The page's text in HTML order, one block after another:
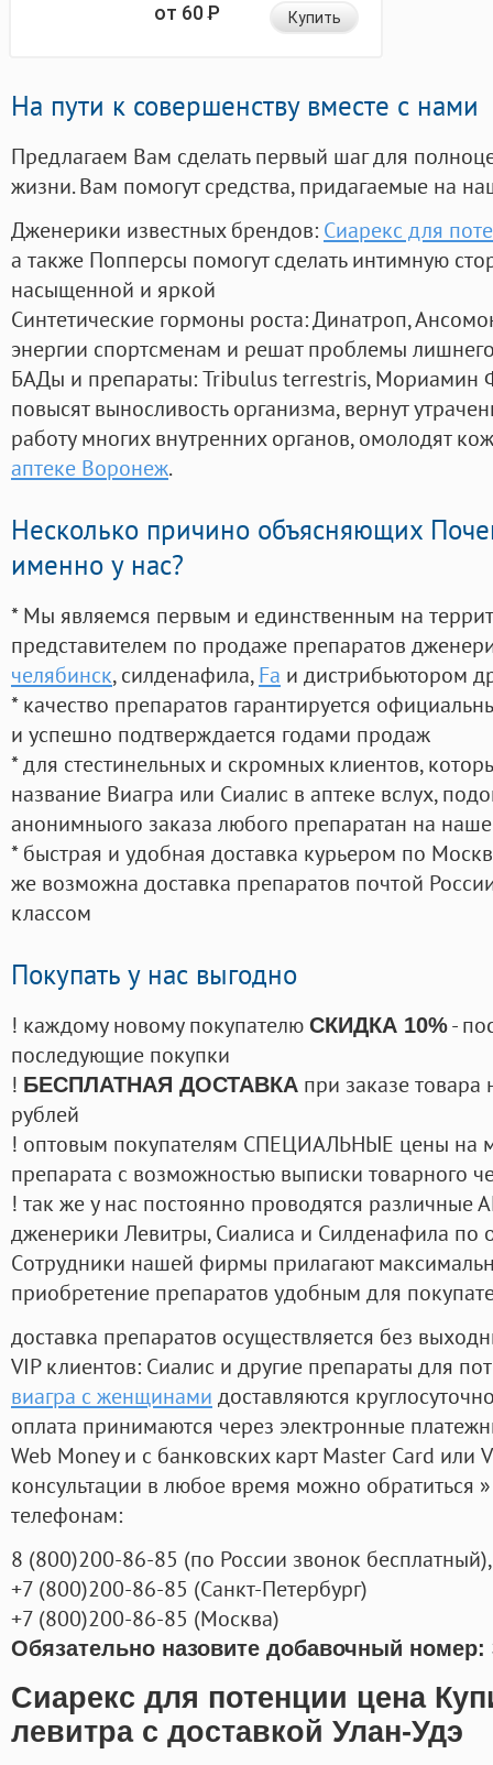
от 60Р Купить
На пути к совершенству вместе с нами
Предлагаем Вам сделать первый шаг для
жизни. Вам помогут средства, придагаемые на
Дженерики известных брендов: Сиарекс для
а также Попперсы помогут сделать интимную
насыщенной и яркой
Синтетические гормоны роста: Динатроп,
энергии спортсменам и решат проблемы
БАДы и препараты:Tribulus terrestris, Мориамин
повысят выносливость организма, вернут
работу многих внутренних органов, омолодят
аптеке Воронеж.
Несколько причино объясняющих
именно у нас?
* Мы являемся первым и единственным на
представителем по продаже препаратов
челябинск, силденафила, Fa и дистрибьютором
* качество препаратов гарантируется
и успешно подтверждается годами продаж
* для стестинельных и скромных клиентов,
название Виагра или Сиалис в аптеке вслух,
анонимныого заказа любого препаратан на
* быстрая и удобная доставка курьером по
же возможна доставка препаратов почтой
классом
Покупать у нас выгодно
! каждому новому покупателю СКИДКА 10%-
последующие покупки
! БЕСПЛАТНАЯ ДОСТАВКА при заказе
рублей
! оптовым покупателям СПЕЦИАЛЬНЫЕ цены на
препарата с возможностью выписки товарного
! так же у нас постоянно проводятся
дженерики Левитры, Сиалиса и Силденафила по
Cотрудники нашей фирмы прилагают
приобретение препаратов удобным для
доставка препаратов осуществляется без
VIP клиентов: Сиалис и другие препараты для
виагра с женщинами доставляются
оплата принимаются через электронные
Web Money и с банковских карт Master Card или
консультации в любое время можно обратиться
телефонам:
8 (800)200-86-85 (по России звонок бесплатный),
+7 (800)200-86-85 (Санкт-Петербург)
+7 (800)200-86-85 (Москва)
Обязательно назовите добавочный номер:
Сиарекс для потенции цена
левитра с доставкой Улан-Удэ